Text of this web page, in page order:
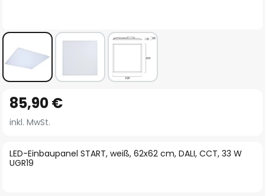
Anfang
der
springen
LED-Einbaupanel START, weiß, 62x62 cm, DALI, CCT, 33 W
UGR19
85,90 €
inkl. MwSt.